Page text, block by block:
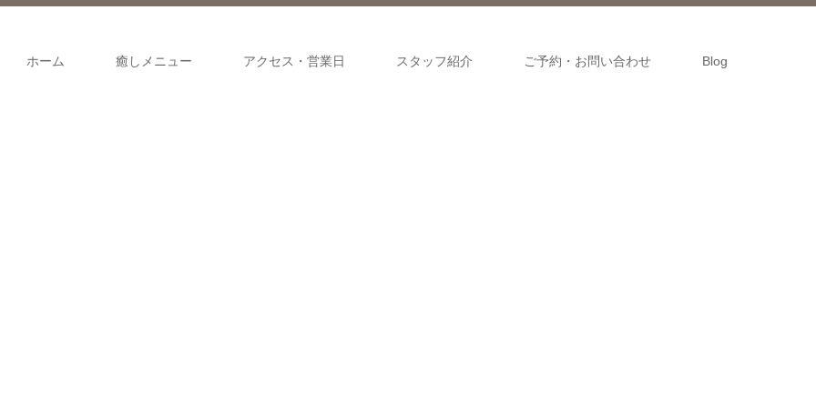
ホーム 癒しメニュー アクセス・営業日 スタッフ紹介 ご予約・お問い合わせ Blog